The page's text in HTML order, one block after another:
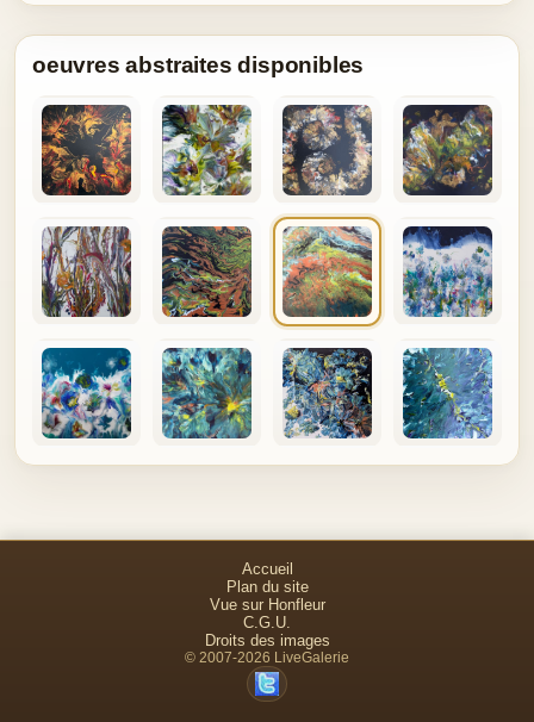
oeuvres abstraites disponibles
Accueil
Plan du site
Vue sur Honfleur
C.G.U.
Droits des images
© 2007-2026 LiveGalerie